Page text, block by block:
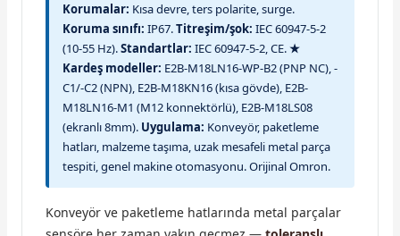
Korumalar: Kısa devre, ters polarite, surge.
Koruma sınıfı: IP67.Titreşim/şok: IEC 60947-5-2
(10-55 Hz).Standartlar: IEC 60947-5-2, CE.★
Kardeş modeller: E2B-M18LN16-WP-B2 (PNP NC), -
C1/-C2 (NPN), E2B-M18KN16 (kısa gövde), E2B-
M18LN16-M1 (M12 konnektörlü), E2B-M18LS08
(ekranlı 8mm). Uygulama: Konveyör, paketleme
hatları, malzeme taşıma, uzak mesafeli metal parça
tespiti, genel makine otomasyonu. Orijinal Omron.
Konveyör ve paketleme hatlarında metal parçalar